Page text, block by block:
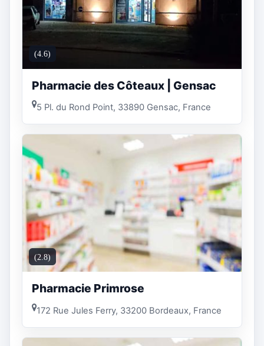
(4.6)
Pharmacie des Côteaux | Gensac
5 Pl. du Rond Point, 33890 Gensac, France
(2.8)
Pharmacie Primrose
172 Rue Jules Ferry, 33200 Bordeaux, France